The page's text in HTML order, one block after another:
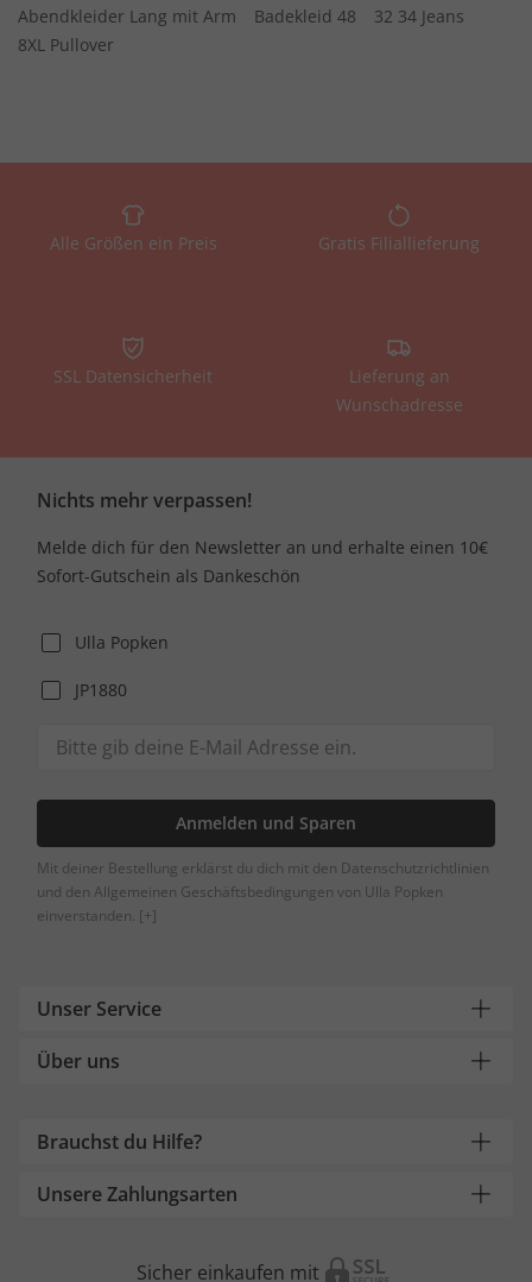
Abendkleider Lang mit Arm
Badekleid 48
32 34 Jeans
8XL Pullover
Alle Größen ein Preis Gratis Filiallieferung
SSL Datensicherheit
Lieferung an
Wunschadresse
Nichts mehr verpassen!
Melde dich für den Newsletter an und erhalte einen 10€
Sofort-Gutschein als Dankeschön
Ulla Popken
JP1880
Anmelden und Sparen
Mit deiner Bestellung erklärst du dich mit den Datenschutzrichtlinien
und den Allgemeinen Geschäftsbedingungen von Ulla Popken
einverstanden. [+]
Unser Service
Über uns
Brauchst du Hilfe?
Unsere Zahlungsarten
Sicher einkaufen mit